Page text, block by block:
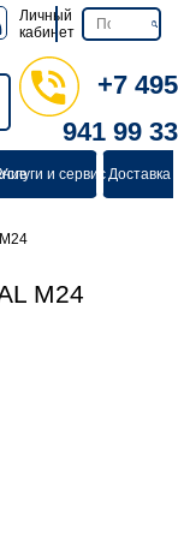
Личный
кабинет
+7 495
941 99 33
и сервисДоставка
M24